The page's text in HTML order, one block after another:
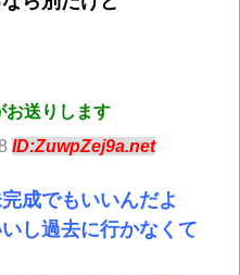
お送りします
ID:ZuwpZej9a.net
成でもいいんだよ
し過去に行かなくて